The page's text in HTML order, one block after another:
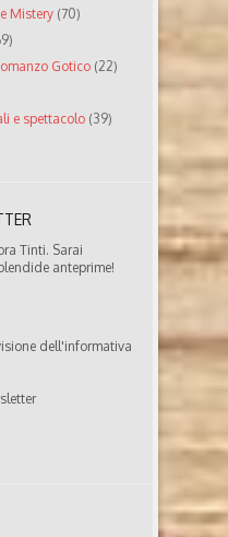
Mistery (70)
Gotico (22)
e spettacolo (39)
Tinti. Sarai
anteprime!
dell'informativa